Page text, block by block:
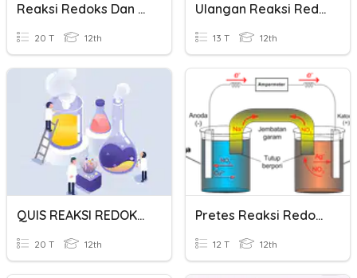
Reaksi Redoks Dan Elektrokimia
20 T 12th
Ulangan Reaksi Redoks Dan Elektrokimia
13 T 12th
QUIS REAKSI REDOKS DAN ELEKTROKIMIA
20 T 12th
Pretes Reaksi Redoks Dan Elektrokimia
12 T 12th